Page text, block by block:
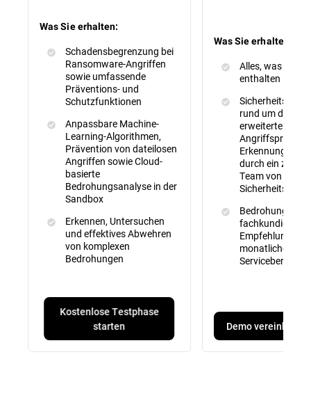
Was Sie erhalten:
Schadensbegrenzung bei
Ransomware-Angriffen
sowie umfassende
Präventions- und
Schutzfunktionen
Anpassbare Machine-
Learning-Algorithmen,
Prävention von dateilosen
Angriffen sowie Cloud-
basierte
Bedrohungsanalyse in der
Sandbox
Erkennen, Untersuchen
und effektives Abwehren
von komplexen
Bedrohungen
Kostenlose Testphase
starten
Was Sie erhalten:
Alles, was in
enthalten ist
rund um die Uhr,
erweiterte
Erkennung und
durch ein
Team von
fachkundige
Empfehlungen
monatliche
Serviceberichte
Demo vereinbaren